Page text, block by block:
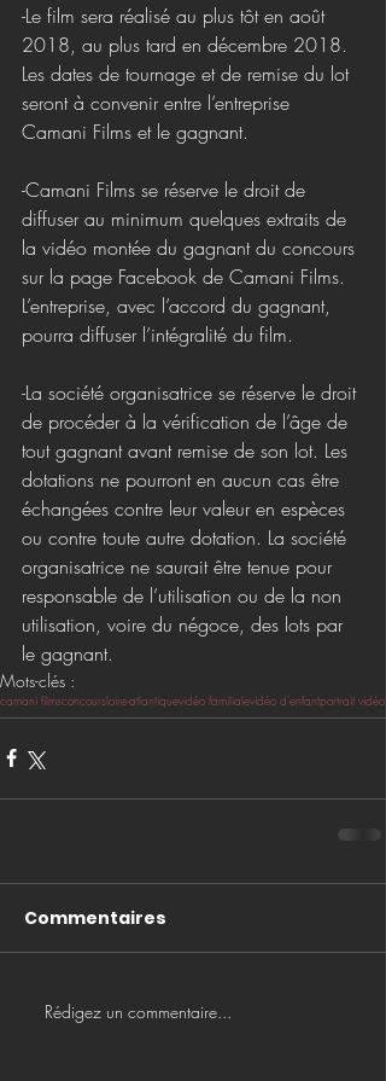
-Le film sera réalisé au plus tôt en août
2018, au plus tard en décembre 2018.
Les dates de tournage et de remise du lot
seront à convenir entre l’entreprise
Camani Films et le gagnant.
-Camani Films se réserve le droit de
diffuser au minimum quelques extraits de
la vidéo montée du gagnant du concours
sur la page Facebook de Camani Films.
L’entreprise, avec l’accord du gagnant,
pourra diffuser l’intégralité du film.
-La société organisatrice se réserve le droit
de procéder à la vérification de l’âge de
tout gagnant avant remise de son lot. Les
dotations ne pourront en aucun cas être
échangées contre leur valeur en espèces
ou contre toute autre dotation. La société
organisatrice ne saurait être tenue pour
responsable de l’utilisation ou de la non
utilisation, voire du négoce, des lots par
le gagnant.
Mots-clés :
camani filmsconcoursloire-atlantiquevidéo familialevidéo d'enfantportrait vidéo
Commentaires
Rédigez un commentaire...